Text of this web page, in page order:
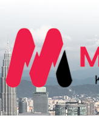
content